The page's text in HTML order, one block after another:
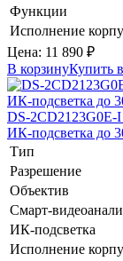
Функции
Исполнение
Цена: 11 890 ₽
В корзинуКупить
DS-2CD2123G0E-I
ИК-подсветка до
Тип
Разрешение
Объектив
Смарт-
ИК-подсветка
Исполнение